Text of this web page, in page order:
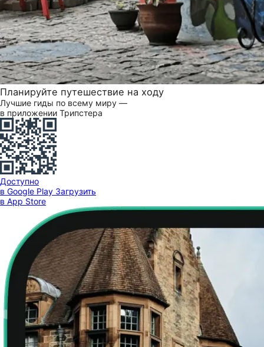
Планируйте путешествие на ходу
Лучшие гиды по всему миру —
в приложении Трипстера
Доступно
в Google Play Загрузить
в App Store